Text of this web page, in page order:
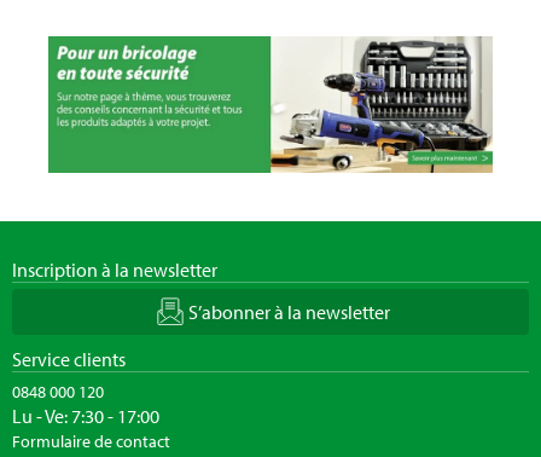
Inscription à la newsletter
S’abonner à la newsletter
Service clients
0848 000 120
Lu - Ve: 7:30 - 17:00
Formulaire de contact